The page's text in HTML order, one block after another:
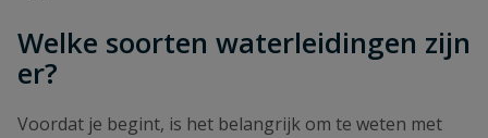
Welke soorten waterleidingen zijn
er?
Voordat je begint, is het belangrijk om te weten met